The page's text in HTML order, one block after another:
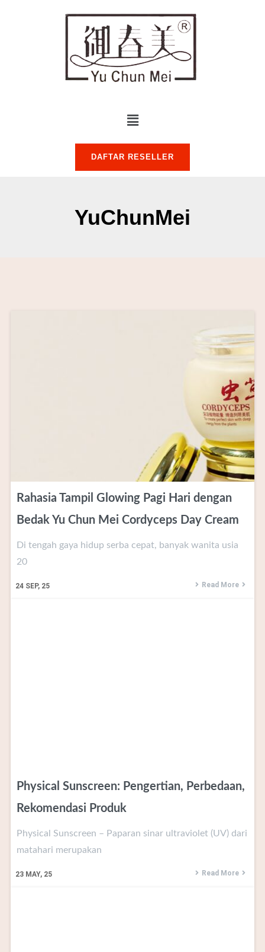
DAFTAR RESELLER
YuChunMei
Rahasia Tampil Glowing Pagi Hari dengan
Bedak Yu Chun Mei Cordyceps Day Cream
24 SEP, 25
Di tengah gaya hidup serba cepat, banyak wanita usia
20
Read More
Physical Sunscreen: Pengertian, Perbedaan,
Rekomendasi Produk
23 MAY, 25
Physical Sunscreen – Paparan sinar ultraviolet (UV) dari
matahari merupakan
Read More